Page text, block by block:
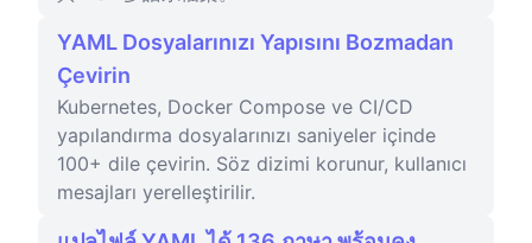
YAML Dosyalarınızı Yapısını Bozmadan
Çevirin
Kubernetes, Docker Compose ve CI/CD
yapılandırma dosyalarınızı saniyeler içinde
100+ dile çevirin. Söz dizimi korunur, kullanıcı
mesajları yerelleştirilir.